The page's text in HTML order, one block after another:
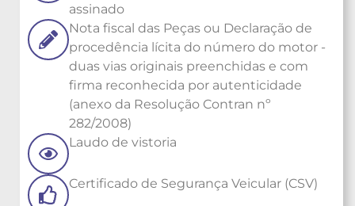
assinado
Nota fiscal das Peças ou Declaração de
procedência lícita do número do motor -
duas vias originais preenchidas e com
firma reconhecida por autenticidade
(anexo da Resolução Contran nº
282/2008)
Laudo de vistoria
Certificado de Segurança Veicular (CSV)